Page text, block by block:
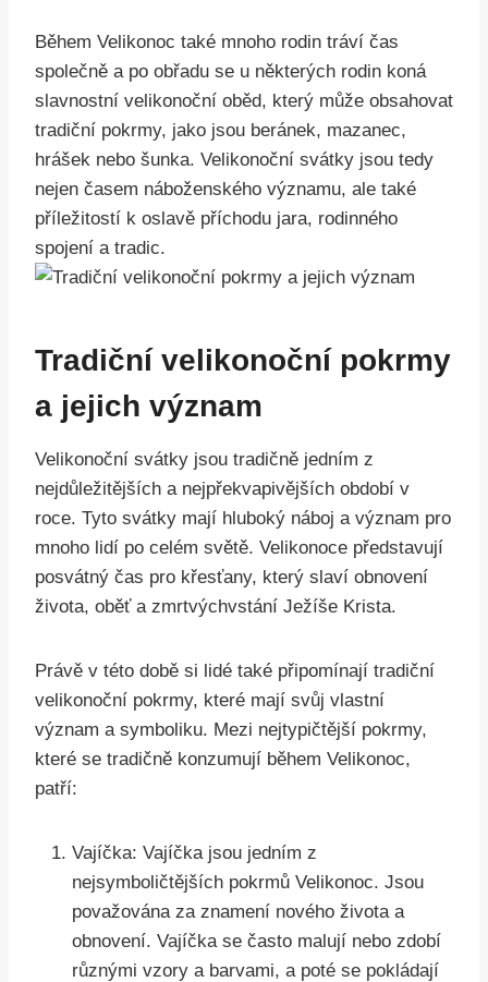
Během Velikonoc také mnoho rodin tráví čas
společně a po obřadu se u některých rodin koná
slavnostní velikonoční oběd, který může obsahovat
tradiční pokrmy, jako jsou beránek, mazanec,
hrášek nebo šunka. Velikonoční svátky jsou tedy
nejen časem náboženského významu, ale také
příležitostí k oslavě příchodu jara, rodinného
spojení a tradic.
Tradiční velikonoční pokrmy
a jejich význam
Velikonoční svátky jsou tradičně jedním z
nejdůležitějších a nejpřekvapivějších období v
roce. Tyto svátky mají hluboký náboj a význam pro
mnoho lidí po celém světě. Velikonoce představují
posvátný čas pro křesťany, který slaví obnovení
života, oběť a zmrtvýchvstání Ježíše Krista.
Právě v této době si lidé také připomínají tradiční
velikonoční pokrmy, které mají svůj vlastní
význam a symboliku. Mezi nejtypičtější pokrmy,
které se tradičně konzumují během Velikonoc,
patří:
Vajíčka: Vajíčka jsou jedním z
nejsymboličtějších pokrmů Velikonoc. Jsou
považována za znamení nového života a
obnovení. Vajíčka se často malují nebo zdobí
různými vzory a barvami, a poté se pokládají